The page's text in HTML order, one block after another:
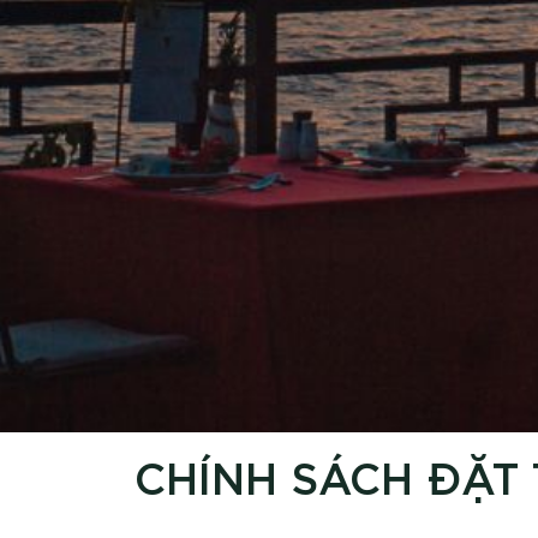
CHÍNH SÁCH ĐẶT